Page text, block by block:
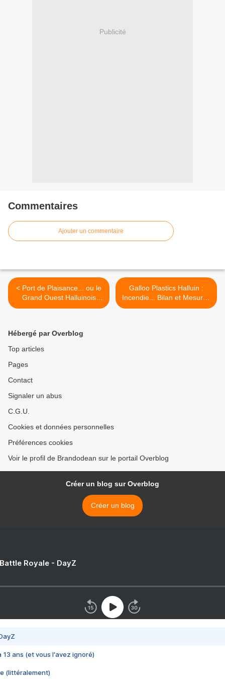
Publicité
Commentaires
Ajouter un commentaire
< Port de Plaisance... ou le
Grand Ouest Halluinois
pour Un Mois ! (Mars
Galloo Plastics Halluin :
Incendie... Bilan et Mesures
(Mars 2021). >
Hébergé par Overblog
Top articles
Pages
Contact
Signaler un abus
C.G.U.
Cookies et données personnelles
Préférences cookies
Voir le profil de Brandodean sur le portail Overblog
Créer un blog sur Overblog
Créer un blog
Royale - DayZ
13 ans (et vous l'avez ignoré)
(littéralement)